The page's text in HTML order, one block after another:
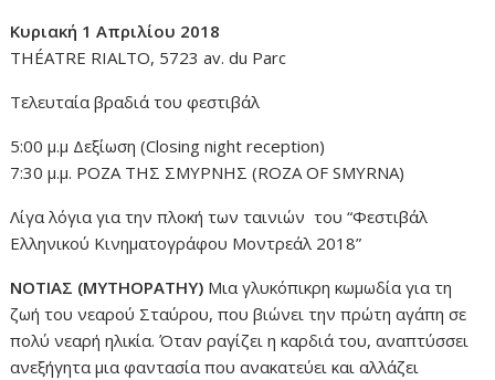
Κυριακή 1 Απριλίου 2018
THÉATRE RIALTO, 5723 av. du Parc
Τελευταία βραδιά του φεστιβάλ
5:00 μ.μ Δεξίωση (Closing night reception)
7:30 μ.μ. ΡΟΖΑ ΤΗΣ ΣΜΥΡΝΗΣ (ROZA OF SMYRNA)
Λίγα λόγια για την πλοκή των ταινιών του “Φεστιβάλ
Ελληνικού Κινηματογράφου Μοντρεάλ 2018”
ΝΟΤΙΑΣ (MYTHOPATHY) Μια γλυκόπικρη κωμωδία για τη
ζωή του νεαρού Σταύρου, που βιώνει την πρώτη αγάπη σε
πολύ νεαρή ηλικία. Όταν ραγίζει η καρδιά του, αναπτύσσει
ανεξήγητα μια φαντασία που ανακατεύει και αλλάζει